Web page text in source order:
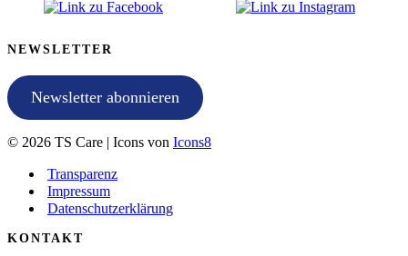
NEWSLETTER
Newsletter abonnieren
© 2026 TS Care | Icons von Icons8
Transparenz
Impressum
Datenschutzerklärung
KONTAKT